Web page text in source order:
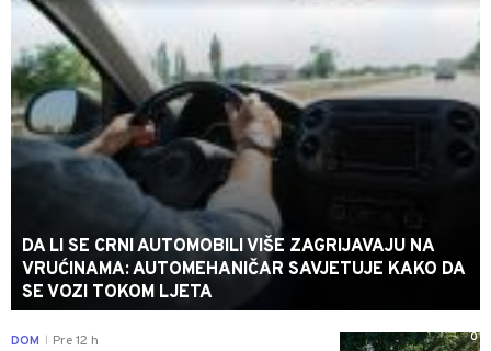
DA LI SE CRNI AUTOMOBILI VIŠE ZAGRIJAVAJU NA
VRUĆINAMA: AUTOMEHANIČAR SAVJETUJE KAKO DA
SE VOZI TOKOM LJETA
0
DOM Pre 12 h